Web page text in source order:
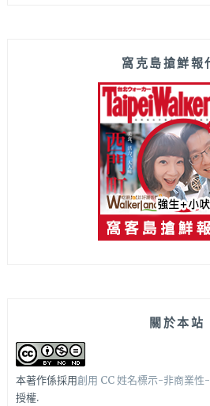
窩克島搶鮮報
關於本站
本著作係採用創用 CC 姓名標示-非商業
授權.